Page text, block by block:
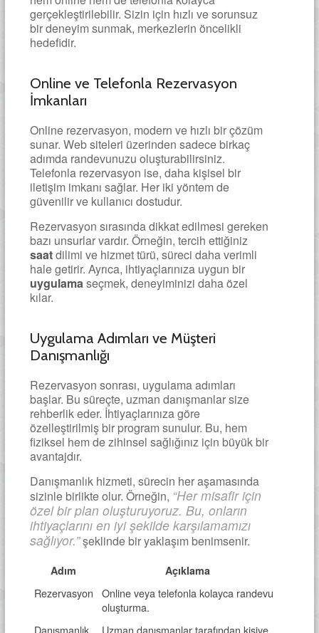
gerçekleştirilebilir. Sizin için hızlı ve sorunsuz
bir deneyim sunmak, merkezlerin öncelikli
hedefidir.
Online ve Telefonla Rezervasyon
İmkanları
Online rezervasyon, modern ve hızlı bir çözüm
sunar. Web siteleri üzerinden sadece birkaç
adımda randevunuzu oluşturabilirsiniz.
Telefonla rezervasyon ise, daha kişisel bir
iletişim imkanı sağlar. Her iki yöntem de
güvenilir ve kullanıcı dostudur.
Rezervasyon sırasında dikkat edilmesi gereken
bazı unsurlar vardır. Örneğin, tercih ettiğiniz
saatdilimi ve hizmet türü, süreci daha verimli
hale getirir. Ayrıca, ihtiyaçlarınıza uygun bir
uygulama seçmek, deneyiminizi daha özel
kılar.
Uygulama Adımları ve Müşteri
Danışmanlığı
Rezervasyon sonrası, uygulama adımları
başlar. Bu süreçte, uzman danışmanlar size
rehberlik eder. İhtiyaçlarınıza göre
özelleştirilmiş bir program sunulur. Bu, hem
fiziksel hem de zihinsel sağlığınız için büyük bir
avantajdır.
Danışmanlık hizmeti, sürecin her aşamasında
sizinle birlikte olur. Örneğin, “Her misafir için
özel bir plan oluşturuyoruz. Bu, onların
ihtiyaçlarını en iyi şekilde karşılamamızı
sağlıyor.”şeklinde bir yaklaşım benimsenir.
Adım Açıklama
Rezervasyon
Online veya telefonla kolayca randevu
oluşturma.
Danışmanlık
Uzman danışmanlar tarafından kişiye